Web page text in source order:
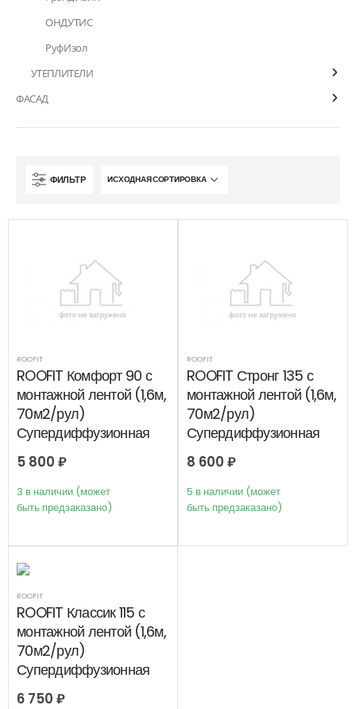
ФИЛЬТР
ROOFIT
ROOFIT Комфорт 90 с
монтажной лентой (1,6м,
70м2/рул)
Супердиффузионная
мембрана
5 800 ₽
3 в наличии (может
быть предзаказано)
ROOFIT
ROOFIT Стронг 135 с
монтажной лентой (1,6м,
70м2/рул)
Супердиффузионная
мембрана
8 600 ₽
5 в наличии (может
быть предзаказано)
ROOFIT
ROOFIT Классик 115 с
монтажной лентой (1,6м,
70м2/рул)
Супердиффузионная
мембрана
6 750 ₽
ОНДУТИС
РуфИзол
УТЕПЛИТЕЛИ
ФАСАД